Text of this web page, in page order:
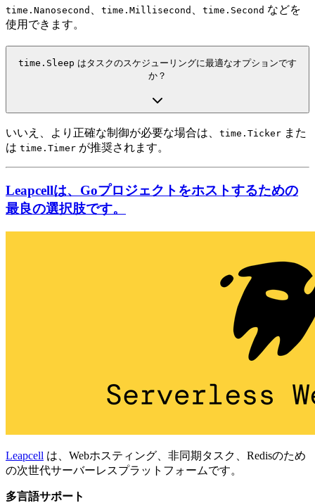
time.Nanosecond time.Millisecond time.Second などを
使用できます。
time.Sleep はタスクのスケジューリングに最適なオプションです
か？
いいえ、より正確な制御が必要な場合は、 time.Ticker また
は time.Timer が推奨されます。
Leapcellは、Goプロジェクトをホストするための
最良の選択肢です。
Leapcell は、Webホスティング、非同期タスク、Redisのため
の次世代サーバーレスプラットフォームです。
多言語サポート